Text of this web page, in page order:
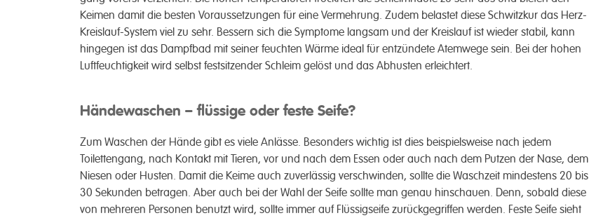
Keimen damit die besten Voraus­­setzungen für eine Ver­­mehrung. Zu­dem belastet diese Schwitz­­kur das Herz-
Kreis­lauf-System viel zu sehr. Bessern sich die Symp­tome lang­­sam und der Kreis­­lauf ist wieder stabil, kann
hin­gegen ist das Dampf­­bad mit seiner feuchten Wärme ideal für ent­zündete Atem­­wege sein. Bei der hohen
Luft­feuchtig­­keit wird selbst fest­­sitzender Schleim gelöst und das Ab­­husten er­leichtert.
Händewaschen – flüssige oder feste Seife?
Zum Waschen der Hände gibt es viele Anlässe. Beson­ders wichtig ist dies beispiels­­weise nach jedem
Toiletten­­gang, nach Kontakt mit Tieren, vor und nach dem Essen oder auch nach dem Putzen der Nase, dem
Niesen oder Husten. Damit die Keime auch zuver­lässig ver­sch­winden, sollte die Wasch­­zeit min­destens 20 bis
30 Sekunden be­tragen. Aber auch bei der Wahl der Seife sollte man genau hin­­schauen. Denn, so­bald diese
von mehreren Per­sonen benutzt wird, sollte immer auf Flüssig­­seife zurück­gegriffen werden. Feste Seife sieht